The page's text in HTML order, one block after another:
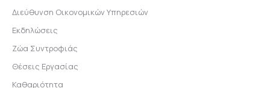
Διεύθυνση Οικονομικών Υπηρεσιών
Εκδηλώσεις
Ζώα Συντροφιάς
Θέσεις Εργασίας
Καθαριότητα